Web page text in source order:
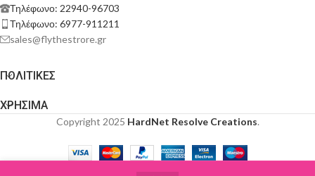
Τηλέφωνο: 22940-96703
Τηλέφωνο: 6977-911211
sales@flythestrore.gr
ΠΟΛΙΤΙΚΕΣ
ΧΡΗΣΙΜΑ
Copyright 2025 HardNet Resolve Creations.